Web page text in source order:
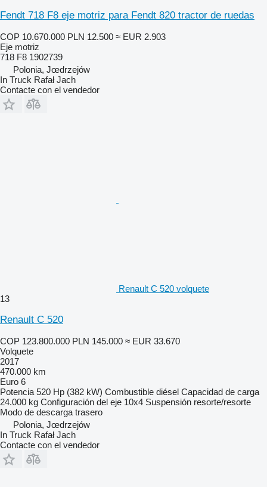
Fendt 718 F8 eje motriz para Fendt 820 tractor de ruedas
COP 10.670.000 PLN 12.500 ≈ EUR 2.903
Eje motriz
718 F8 1902739
Polonia, Jœdrzejów
In Truck Rafał Jach
Contacte con el vendedor
Renault C 520 volquete
13
Renault C 520
COP 123.800.000 PLN 145.000 ≈ EUR 33.670
Volquete
2017
470.000 km
Euro 6
Potencia 520 Hp (382 kW) Combustible diésel Capacidad de carga
24.000 kg Configuración del eje 10x4 Suspensión resorte/resorte
Modo de descarga trasero
Polonia, Jœdrzejów
In Truck Rafał Jach
Contacte con el vendedor